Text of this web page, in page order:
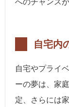
へのチャンス
自宅内
自宅やプライ
ーの夢は、家
定、さらには